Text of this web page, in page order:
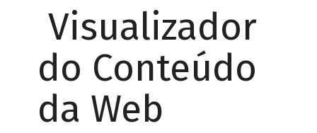
Visualizador
do Conteúdo
da Web